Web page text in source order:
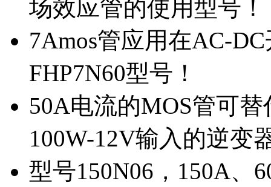
场效应管的使用型号！
7Amos管应用在AC-
FHP7N60型号！
50A电流的MOS管可
100W-12V输入的逆变
型号150N06，150A、